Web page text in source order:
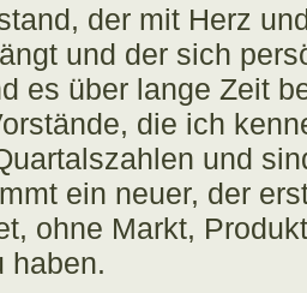
der mit Herz
und der sich
es über lange Zeit
die ich
und
ein neuer, der
ohne Markt,
haben.